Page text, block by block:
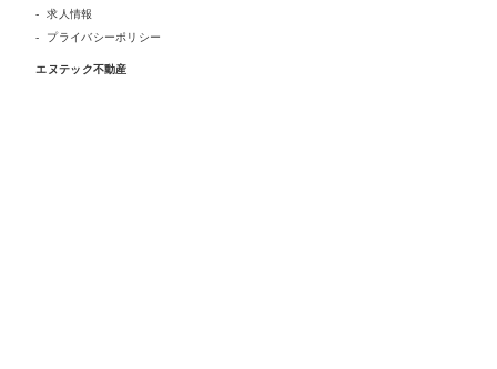
求人情報
プライバシーポリシー
エヌテック不動産